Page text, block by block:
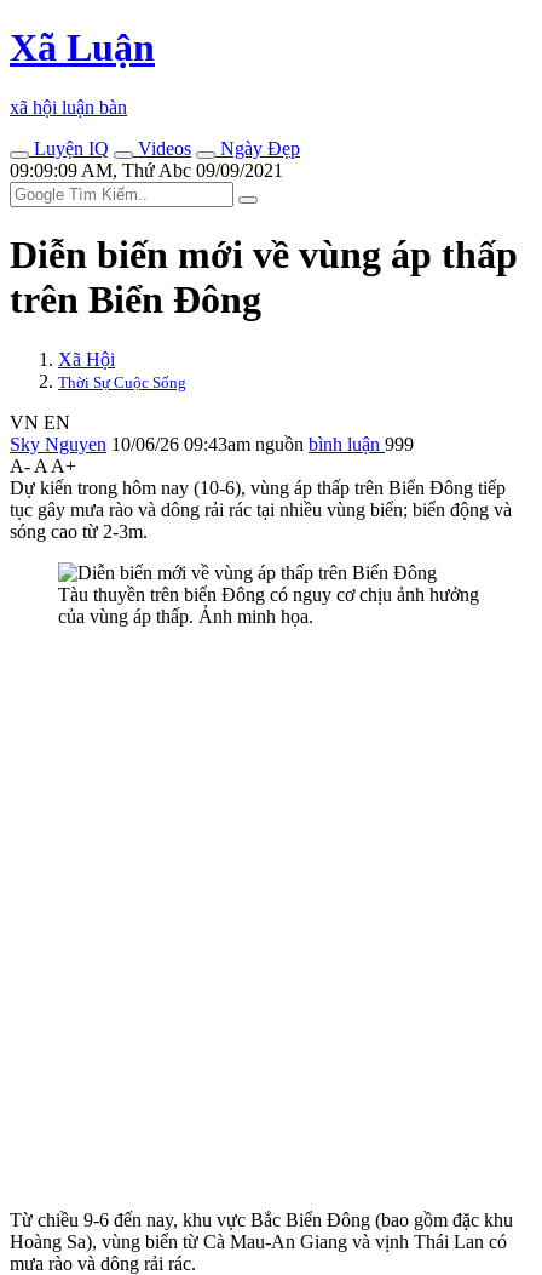
Xã Luận
xã hội luận bàn
Luyện IQ
Videos
Ngày Đẹp
09:09:09 AM, Thứ Abc 09/09/2021
Diễn biến mới về vùng áp thấp
trên Biển Đông
Xã Hội
Thời Sự Cuộc Sống
VN EN
Sky Nguyen 10/06/26 09:43am nguồn bình luận 999
A- A A+
Dự kiến trong hôm nay (10-6), vùng áp thấp trên Biển Đông tiếp
tục gây mưa rào và dông rải rác tại nhiều vùng biển; biển động và
sóng cao từ 2-3m.
Tàu thuyền trên biển Đông có nguy cơ chịu ảnh hưởng
của vùng áp thấp. Ảnh minh họa.
Từ chiều 9-6 đến nay, khu vực Bắc Biển Đông (bao gồm đặc khu
Hoàng Sa), vùng biển từ Cà Mau-An Giang và vịnh Thái Lan có
mưa rào và dông rải rác.